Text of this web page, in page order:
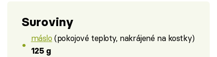
Suroviny
máslo (pokojové teploty, nakrájené na kostky)
125 g